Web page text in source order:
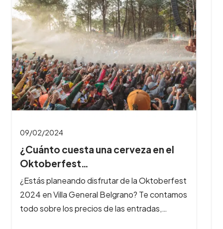
09/02/2024
¿Cuántas horas dura el Oktoberfest
y cuál es…
¿Querés aprovechar al máximo tu experiencia
en el Oktoberfest? Te contamos cuánto dura
la fiesta, a qué hora es mejor…